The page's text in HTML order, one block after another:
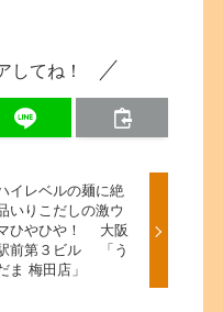
してね！
イレベルの麺に絶
いりこだしの激ウ
ひやひや！ 大阪
前第３ビル 「う
ま 梅田店」